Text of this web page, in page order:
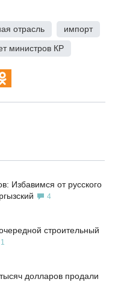
отрасль импорт
министров КР
Избавимся от русского
4
строительный
1
долларов продали